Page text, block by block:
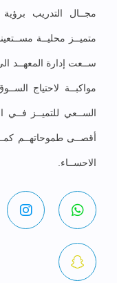
مجــال التدريب
متميــز محليــة
ســعت إدارة المعهــد
مواكبــة لاحتياج
الســعي للتميــز فــي
أقصــى طموحاتهــم
الاحســاء.